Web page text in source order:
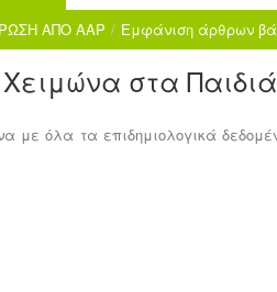
ΑΠΟ AAP / Εμφάνιση άρθρων
Χειμώνα στα Παιδιά
με όλα τα επιδημιολογικά